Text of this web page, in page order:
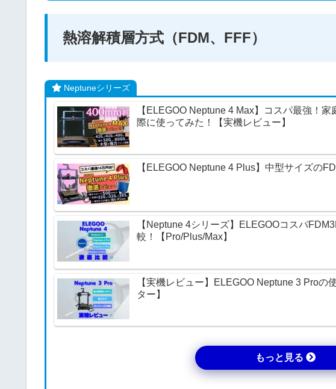
熱溶解積層方式（FDM、FFF）
Neptuneシリーズ
【ELEGOO Neptune 4 Max】コスパ最強！
際に使ってみた！【実機レビュー】
【ELEGOO Neptune 4 Plus】中型サイズの
【Neptune 4シリーズ】ELEGOOコスパ
較！【Pro/Plus/Max】
【実機レビュー】ELEGOO Neptune 3 Pro
ター】
もっと見る